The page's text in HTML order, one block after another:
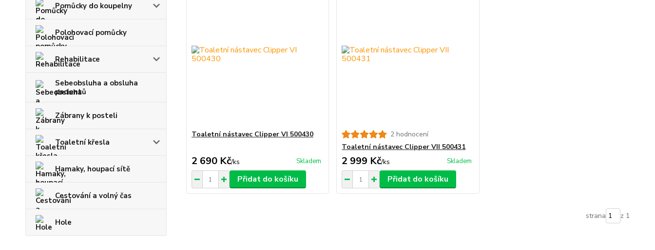
Pomůcky do koupelny
Polohovací pomůcky
Rehabilitace
Sebeobsluha a obsluha
pacientů
Zábrany k posteli
Toaletní křesla
Hamaky, houpací sítě
Cestování a volný čas
Hole
Toaletní nástavec Clipper VI 500430
2 690 Kč/ks Skladem
Přidat do košíku
2 hodnocení
Toaletní nástavec Clipper VII 500431
2 999 Kč/ks Skladem
Přidat do košíku
strana z 1